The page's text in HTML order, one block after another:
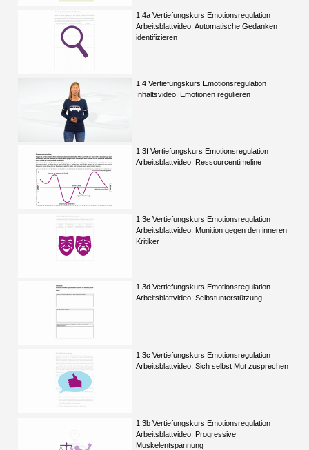
1.4a Vertiefungskurs Emotionsregulation
Arbeitsblattvideo: Automatische Gedanken
identifizieren
1.4 Vertiefungskurs Emotionsregulation
Inhaltsvideo: Emotionen regulieren
1.3f Vertiefungskurs Emotionsregulation
Arbeitsblattvideo: Ressourcentimeline
1.3e Vertiefungskurs Emotionsregulation
Arbeitsblattvideo: Munition gegen den inneren
Kritiker
1.3d Vertiefungskurs Emotionsregulation
Arbeitsblattvideo: Selbstunterstützung
1.3c Vertiefungskurs Emotionsregulation
Arbeitsblattvideo: Sich selbst Mut zusprechen
1.3b Vertiefungskurs Emotionsregulation
Arbeitsblattvideo: Progressive
Muskelentspannung